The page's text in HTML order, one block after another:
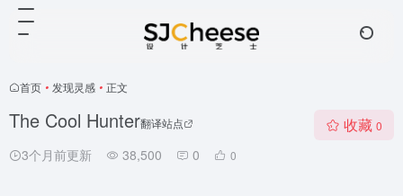
首页 • 发现灵感 • 正文
The Cool Hunter翻译站点
3个月前更新 38,500 0 0
收藏 0